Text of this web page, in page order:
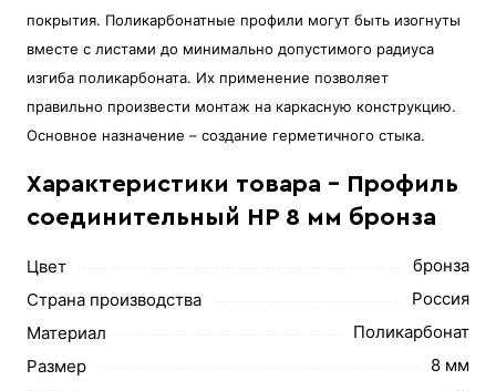
покрытия. Поликарбонатные профили могут быть изогнуты
вместе с листами до минимально допустимого радиуса
изгиба поликарбоната. Их применение позволяет
правильно произвести монтаж на каркасную конструкцию.
Основное назначение – создание герметичного стыка.
Характеристики товара - Профиль
соединительный HP 8 мм бронза
Цвет
бронза
Страна производства
Россия
Материал
Поликарбонат
Размер
8 мм